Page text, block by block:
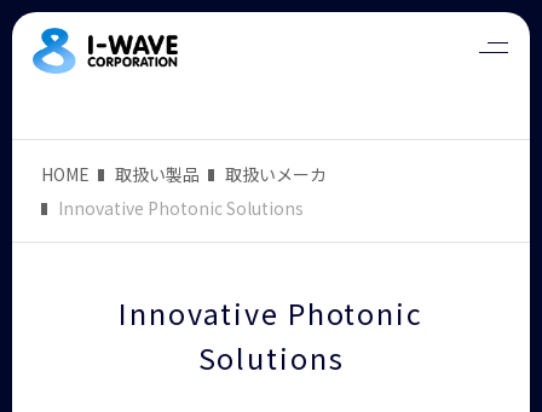
HOME 取扱い製品
取扱いメーカ
Innovative Photonic Solutions
Innovative Photonic
Solutions